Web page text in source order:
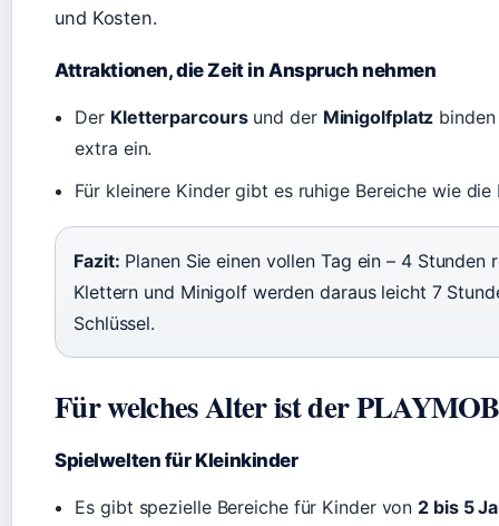
und Kosten.
Attraktionen, die Zeit in Anspruch nehmen
Der Kletterparcoursund der Minigolfplatz
extra ein.
Für kleinere Kinder gibt es ruhige Bereiche wie
Fazit: Planen Sie einen vollen Tag ein – 4
Klettern und Minigolf werden daraus leicht 7
Schlüssel.
Für welches Alter ist der
Spielwelten für Kleinkinder
Es gibt spezielle Bereiche für Kinder von 2 bis 5